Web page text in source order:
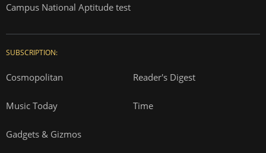
Campus National Aptitude test
SUBSCRIPTION:
Cosmopolitan Reader's Digest
Music Today Time
Gadgets & Gizmos